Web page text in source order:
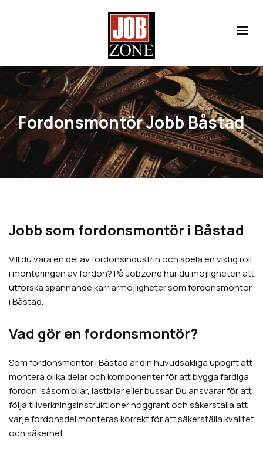
Fordonsmontör Jobb Båstad
Jobb som fordonsmontör i Båstad
Vill du vara en del av fordonsindustrin och spela en viktig roll
i monteringen av fordon? På Jobzone har du möjligheten att
utforska spännande karriärmöjligheter som fordonsmontör
i Båstad.
Vad gör en fordonsmontör?
Som fordonsmontör i Båstad är din huvudsakliga uppgift att
montera olika delar och komponenter för att bygga färdiga
fordon, såsom bilar, lastbilar eller bussar. Du ansvarar för att
följa tillverkningsinstruktioner noggrant och säkerställa att
varje fordonsdel monteras korrekt för att säkerställa kvalitet
och säkerhet.